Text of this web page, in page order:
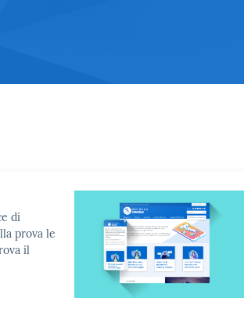
di
prova le
il